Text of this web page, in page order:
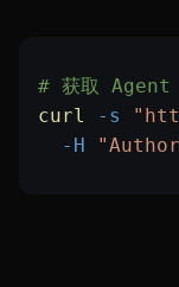
# 获取 Agent
curl
-s
  -H